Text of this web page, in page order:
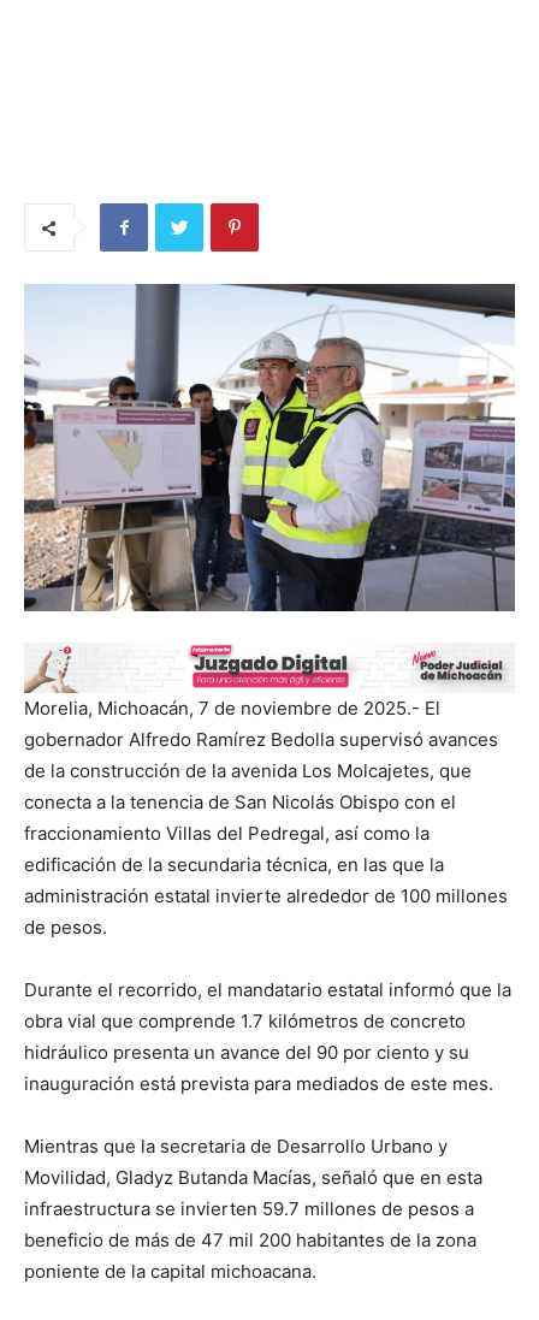
Morelia, Michoacán, 7 de noviembre de 2025.- El
gobernador Alfredo Ramírez Bedolla supervisó avances
de la construcción de la avenida Los Molcajetes, que
conecta a la tenencia de San Nicolás Obispo con el
fraccionamiento Villas del Pedregal, así como la
edificación de la secundaria técnica, en las que la
administración estatal invierte alrededor de 100 millones
de pesos.
Durante el recorrido, el mandatario estatal informó que la
obra vial que comprende 1.7 kilómetros de concreto
hidráulico presenta un avance del 90 por ciento y su
inauguración está prevista para mediados de este mes.
Mientras que la secretaria de Desarrollo Urbano y
Movilidad, Gladyz Butanda Macías, señaló que en esta
infraestructura se invierten 59.7 millones de pesos a
beneficio de más de 47 mil 200 habitantes de la zona
poniente de la capital michoacana.